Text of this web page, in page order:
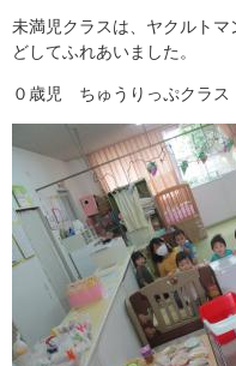
未満児クラスは、ヤクルト
どしてふれあいました。
０歳児 ちゅうりっぷクラス